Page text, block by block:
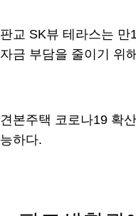
판교 SK뷰 테라스는 만
자금 부담을 줄이기 위
견본주택 코로나19 확
능하다.